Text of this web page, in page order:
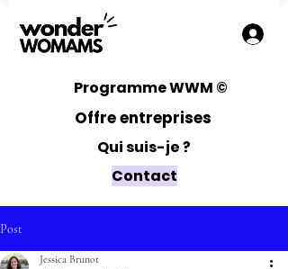
Programme WWM ©
Offre entreprises
Qui suis-je ?
Contact
Post
Jessica Brunot